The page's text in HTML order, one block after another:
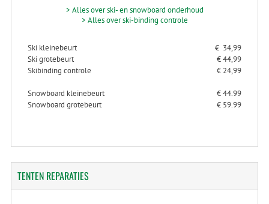
> Alles over ski- en snowboard onderhoud
> Alles over ski-binding controle
Ski kleinebeurt
€ 34,99
Ski grotebeurt
€ 44,99
Skibinding controle
€ 24,99
Snowboard kleinebeurt
€ 44.99
Snowboard grotebeurt
€ 59.99
TENTENREPARATIES